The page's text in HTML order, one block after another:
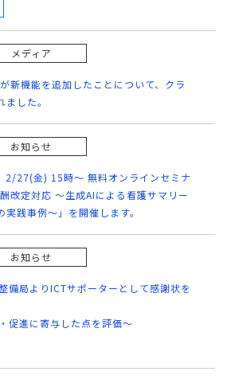
メディア
新機能を追加したことについて、クラ
した。
お知らせ
2/27(金) 15時～ 無料オンラインセミナ
改定対応 ～生成AIによる看護サマリー
践事例～」を開催します。
お知らせ
備局よりICTサポーターとして感謝状を
促進に寄与した点を評価〜